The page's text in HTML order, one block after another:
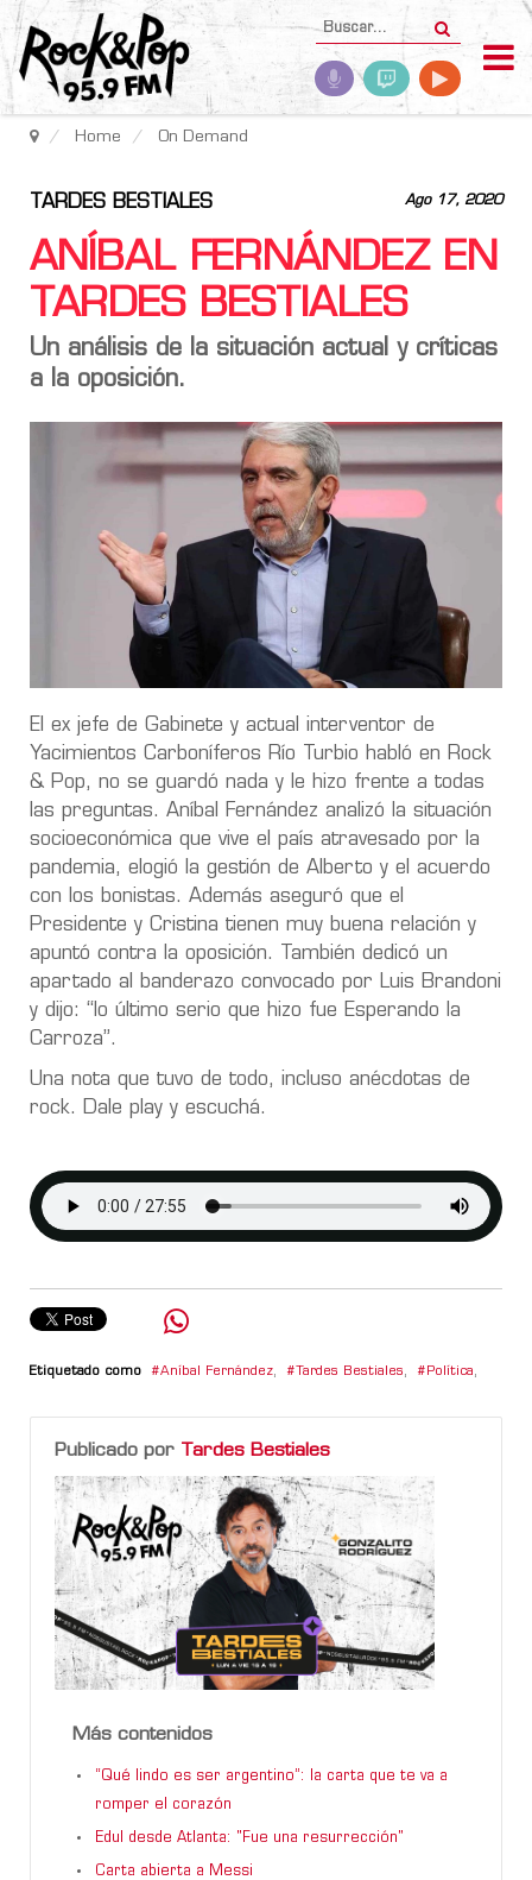
Home On Demand
Ago 17, 2020
TARDES BESTIALES
ANÍBAL FERNÁNDEZ EN
TARDES BESTIALES
Un análisis de la situación actual y críticas
a la oposición.
El ex jefe de Gabinete y actual interventor de
Yacimientos Carboníferos Río Turbio habló en Rock
& Pop, no se guardó nada y le hizo frente a todas
las preguntas. Aníbal Fernández analizó la situación
socioeconómica que vive el país atravesado por la
pandemia, elogió la gestión de Alberto y el acuerdo
con los bonistas. Además aseguró que el
Presidente y Cristina tienen muy buena relación y
apuntó contra la oposición. También dedicó un
apartado al banderazo convocado por Luis Brandoni
y dijo: “lo último serio que hizo fue Esperando la
Carroza”.
Una nota que tuvo de todo, incluso anécdotas de
rock. Dale play y escuchá.
Etiquetado como Aníbal Fernández, Tardes Bestiales, Política,
Publicado por Tardes Bestiales
Más contenidos
“Qué lindo es ser argentino”: la carta que te va a
romper el corazón
Edul desde Atlanta: "Fue una resurrección"
Carta abierta a Messi